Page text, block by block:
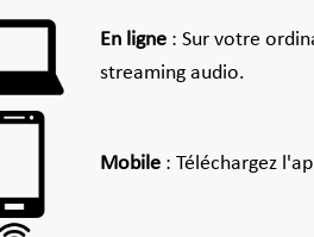
En ligne : Sur votre
streaming audio.
Mobile : Téléchargez